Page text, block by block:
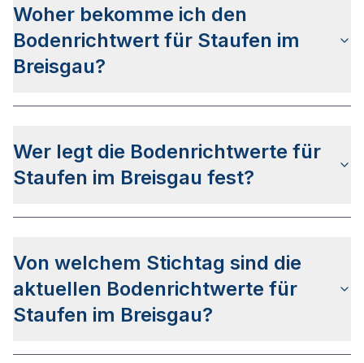
Woher bekomme ich den
Bodenrichtwert für Staufen im
Breisgau?
jeweiligen Stadt- und Stadtteilseiten. Alternativ
können Sie bei BORIS BWnach Ihrer Adresse
suchen bzw. beim None anfragen.
Wer legt die Bodenrichtwerte für
Staufen im Breisgau fest?
Der Ermittlungsbereich des Gutachterausschusses
umfasst das gesamte Stadtgebiet Staufen im
Breisgaus. Hierbei werden so genannte
Bodenrichtwertzonen definiert.
Von welchem Stichtag sind die
aktuellen Bodenrichtwerte für
Staufen im Breisgau?